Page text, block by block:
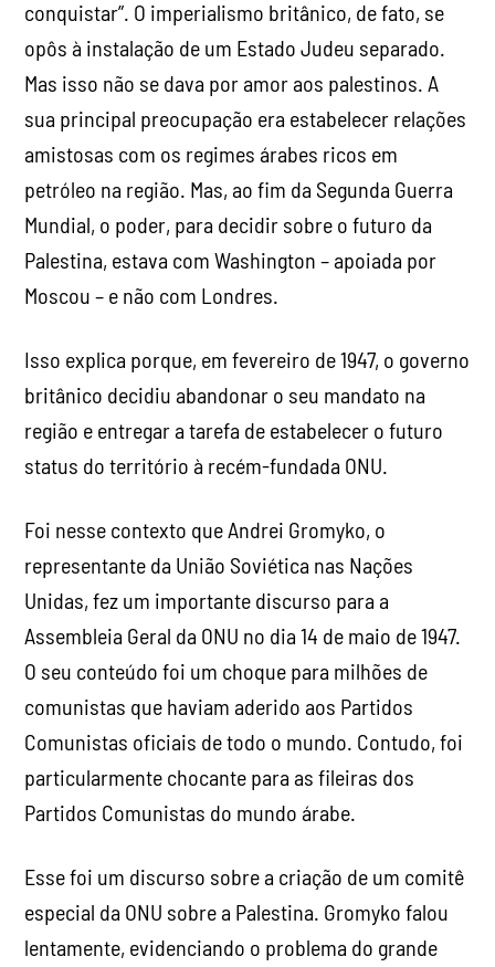
conquistar”. O imperialismo britânico, de fato, se
opôs à instalação de um Estado Judeu separado.
Mas isso não se dava por amor aos palestinos. A
sua principal preocupação era estabelecer relações
amistosas com os regimes árabes ricos em
petróleo na região. Mas, ao fim da Segunda Guerra
Mundial, o poder, para decidir sobre o futuro da
Palestina, estava com Washington – apoiada por
Moscou – e não com Londres.
Isso explica porque, em fevereiro de 1947, o governo
britânico decidiu abandonar o seu mandato na
região e entregar a tarefa de estabelecer o futuro
status do território à recém-fundada ONU.
Foi nesse contexto que Andrei Gromyko, o
representante da União Soviética nas Nações
Unidas, fez um importante discurso para a
Assembleia Geral da ONU no dia 14 de maio de 1947.
O seu conteúdo foi um choque para milhões de
comunistas que haviam aderido aos Partidos
Comunistas oficiais de todo o mundo. Contudo, foi
particularmente chocante para as fileiras dos
Partidos Comunistas do mundo árabe.
Esse foi um discurso sobre a criação de um comitê
especial da ONU sobre a Palestina. Gromyko falou
lentamente, evidenciando o problema do grande